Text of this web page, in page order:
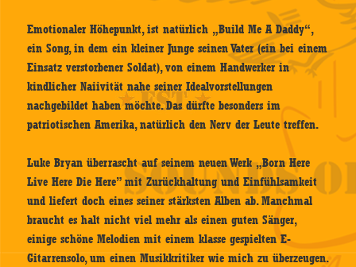
Emotionaler Höhepunkt, ist natürlich „Build Me A Daddy“,
ein Song, in dem ein kleiner Junge seinen Vater (ein bei einem
Einsatz verstorbener Soldat), von einem Handwerker in
kindlicher Naiivität nahe seiner Idealvorstellungen
nachgebildet haben möchte. Das dürfte besonders im
patriotischen Amerika, natürlich den Nerv der Leute treffen.
Luke Bryan überrascht auf seinem neuen Werk „Born Here
Live Here Die Here” mit Zurückhaltung und Einfühlsamkeit
und liefert doch eines seiner stärksten Alben ab. Manchmal
braucht es halt nicht viel mehr als einen guten Sänger,
einige schöne Melodien mit einem klasse gespielten E-
Gitarrensolo, um einen Musikkritiker wie mich zu überzeugen.